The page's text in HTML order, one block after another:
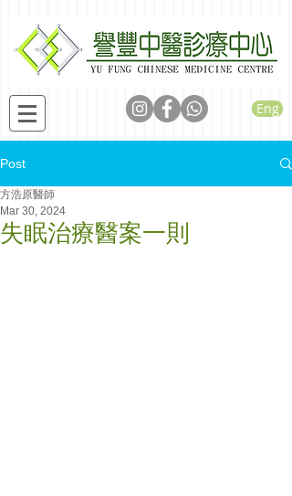
Eng
Post
失眠治療醫案一則
方浩原醫師
Mar 30, 2024